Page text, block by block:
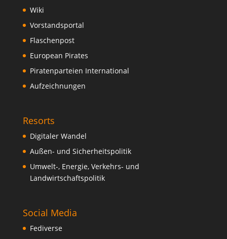
Wiki
Vorstandsportal
Flaschenpost
European Pirates
Piratenparteien International
Aufzeichnungen
Resorts
Digitaler Wandel
Außen- und Sicherheitspolitik
Umwelt-, Energie, Verkehrs- und
Landwirtschaftspolitik
Social Media
Fediverse